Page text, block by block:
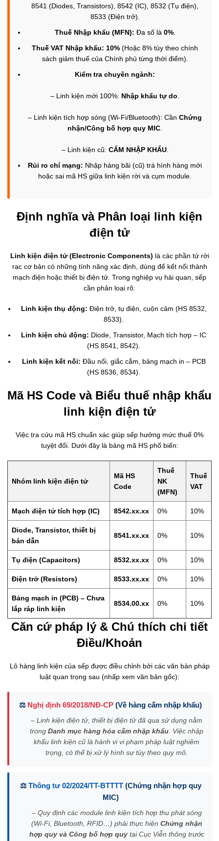
8541 (Diodes, Transistors), 8542 (IC), 8532 (Tụ điện),
8533 (Điện trở).
Thuế Nhập khẩu (MFN): Đa số là 0%.
Thuế VAT Nhập khẩu: 10% (Hoặc 8% tùy theo chính
sách giảm thuế của Chính phủ từng thời điểm).
Kiểm tra chuyên ngành:
– Linh kiện mới 100%: Nhập khẩu tự do.
– Linh kiện tích hợp sóng (Wi-Fi/Bluetooth): Cần Chứng
nhận/Công bố hợp quy MIC.
– Linh kiện cũ: CẤM NHẬP KHẨU.
Rủi ro chí mạng: Nhập hàng bãi (cũ) trá hình hàng mới
hoặc sai mã HS giữa linh kiện rời và cụm module.
Định nghĩa và Phân loại linh kiện
điện tử
Linh kiện điện tử (Electronic Components) là các phần tử rời
rạc cơ bản có những tính năng xác định, dùng để kết nối thành
mạch điện hoặc thiết bị điện tử. Trong nghiệp vụ hải quan, sếp
cần phân loại rõ:
Linh kiện thụ động: Điện trở, tụ điện, cuộn cảm (HS 8532,
8533).
Linh kiện chủ động: Diode, Transistor, Mạch tích hợp – IC
(HS 8541, 8542).
Linh kiện kết nối: Đầu nối, giắc cắm, bảng mạch in – PCB
(HS 8536, 8534).
Mã HS Code và Biểu thuế nhập khẩu
linh kiện điện tử
Việc tra cứu mã HS chuẩn xác giúp sếp hưởng mức thuế 0%
tuyệt đối. Dưới đây là bảng mã HS phổ biến:
Nhóm linh kiện điện tử
Mã HS
Code
Thuế
NK
(MFN)
Thuế
VAT
Mạch điện tử tích hợp (IC) 8542.xx.xx 0% 10%
Diode, Transistor, thiết bị
bán dẫn
8541.xx.xx 0% 10%
Tụ điện (Capacitors) 8532.xx.xx 0% 10%
Điện trở (Resistors) 8533.xx.xx 0% 10%
Bảng mạch in (PCB) – Chưa
lắp ráp linh kiện
8534.00.xx 0% 10%
Căn cứ pháp lý & Chú thích chi tiết
Điều/Khoản
Lô hàng linh kiện của sếp được điều chỉnh bởi các văn bản pháp
luật quan trọng sau (nhấp xem văn bản gốc):
⚖️ Nghị định 69/2018/NĐ-CP (Về hàng cấm nhập khẩu)
– Linh kiện điện tử, thiết bị điện tử đã qua sử dụng nằm
trong Danh mục hàng hóa cấm nhập khẩu. Việc nhập
khẩu linh kiện cũ là hành vi vi phạm pháp luật nghiêm
trọng, có thể bị xử lý hình sự tùy theo quy mô.
⚖️ Thông tư 02/2024/TT-BTTTT(Chứng nhận hợp quy
MIC)
– Quy định các module linh kiện tích hợp thu phát sóng
(Wi-Fi, Bluetooth, RFID…) phải thực hiện Chứng nhận
hợp quy và Công bố hợp quytại Cục Viễn thông trước